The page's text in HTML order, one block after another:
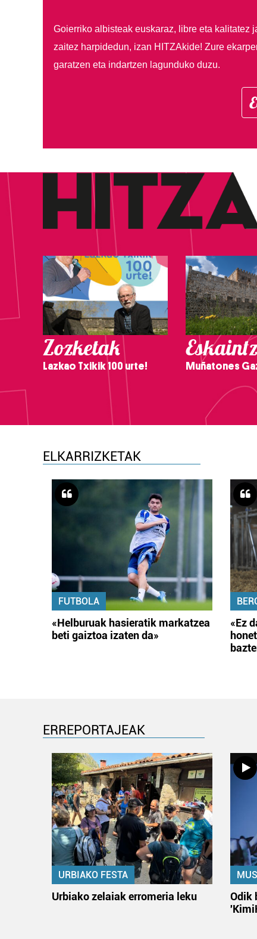
Goierriko albisteak euskaraz, libre eta kalitatez
zaitez harpidedun, izan HITZAkide! Zure
garatzen eta indartzen lagunduko duzu.
Zozketak
Lazkao Txikik 100 urte! Muñatones
ELKARRIZKETAK
FUTBOLA
«Helburuak hasieratik markatzea
beti gaiztoa izaten da»
«Ez
ERREPORTAJEAK
URBIAKO FESTA
Urbiako zelaiak erromeria leku
Odik